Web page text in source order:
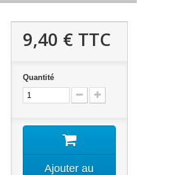
9,40 € TTC
Quantité
Ajouter au